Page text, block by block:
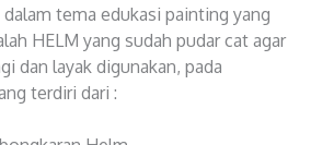
tema edukasi painting yang
HELM yang sudah pudar cat agar
dan layak digunakan, pada
terdiri dari :